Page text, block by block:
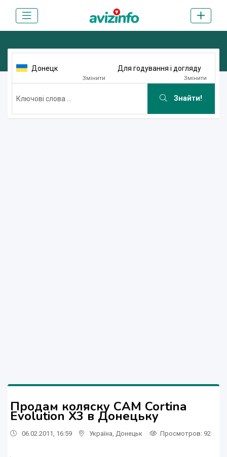
Донецк
Змінити
Для годування і догляду
Змінити
Знайти!
Продам коляску CAM Cortina
Evolution X3 в Донецьку
06.02.2011, 16:59 Україна Донецьк Просмотров: 92